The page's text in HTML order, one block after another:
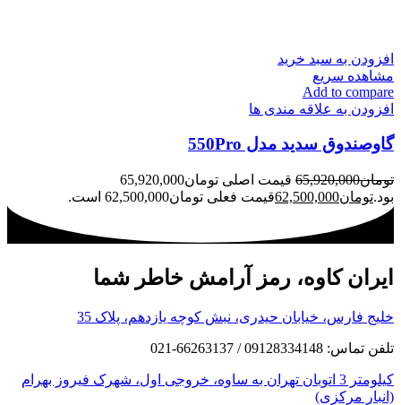
افزودن به سبد خرید
مشاهده سریع
Add to compare
افزودن به علاقه مندی ها
گاوصندوق سدید مدل 550Pro
تومان65,920,000
قیمت اصلی تومان65,920,000
بود.تومان62,500,000قیمت فعلی تومان62,500,000 است.
ایران کاوه، رمز آرامش خاطر شما
خلیج فارس، خیابان حیدری، نبش کوچه یازدهم، پلاک 35
تلفن تماس: 09128334148 / 66263137-021
کیلومتر 3 اتوبان تهران به ساوه، خروجی اول، شهرک فیروز بهرام
(انبار مرکزی)